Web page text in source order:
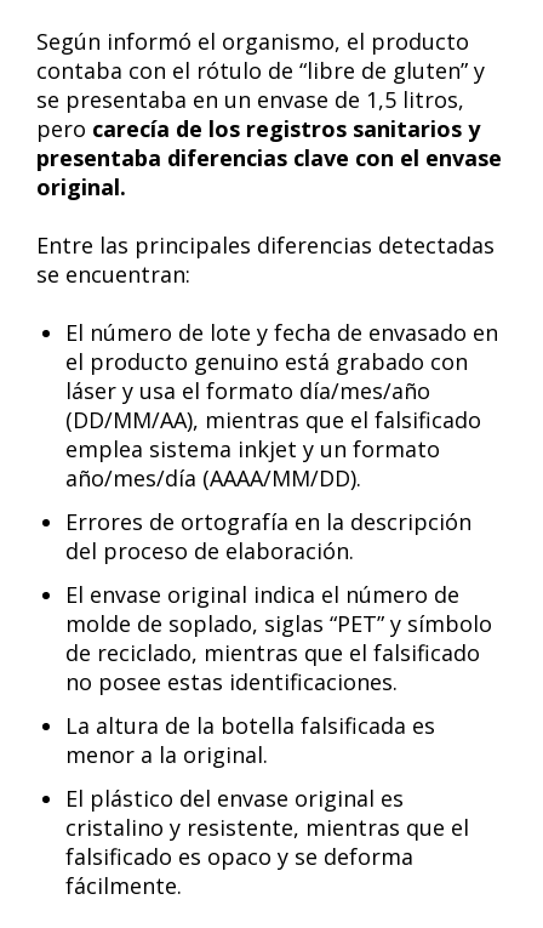
Según informó el organismo, el producto
contaba con el rótulo de “libre de gluten” y
se presentaba en un envase de 1,5 litros,
pero carecía de los registros sanitarios y
presentaba diferencias clave con el envase
original.
Entre las principales diferencias detectadas
se encuentran:
El número de lote y fecha de envasado en
el producto genuino está grabado con
láser y usa el formato día/mes/año
(DD/MM/AA), mientras que el falsificado
emplea sistema inkjet y un formato
año/mes/día (AAAA/MM/DD).
Errores de ortografía en la descripción
del proceso de elaboración.
El envase original indica el número de
molde de soplado, siglas “PET” y símbolo
de reciclado, mientras que el falsificado
no posee estas identificaciones.
La altura de la botella falsificada es
menor a la original.
El plástico del envase original es
cristalino y resistente, mientras que el
falsificado es opaco y se deforma
fácilmente.